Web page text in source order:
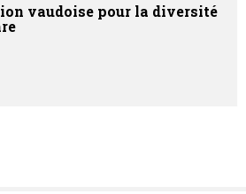
vaudoise pour la diversité